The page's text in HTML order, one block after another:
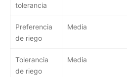
tolerancia
Preferencia
de riego
Media
Tolerancia
de riego
Media